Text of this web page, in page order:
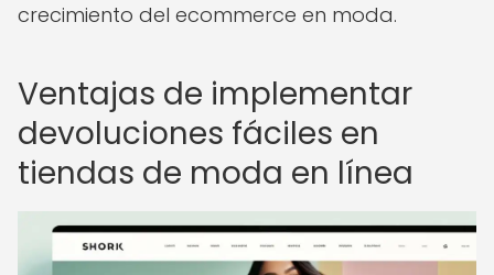
crecimiento del ecommerce en moda.
Ventajas de implementar
devoluciones fáciles en
tiendas de moda en línea